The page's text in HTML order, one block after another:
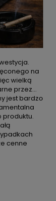
na
wielką
przez...
jest bardzo
produktu.
cenne